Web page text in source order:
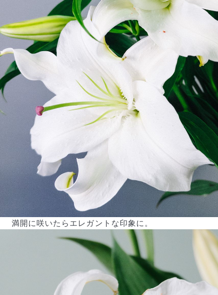
マトのアプリから変更可能です。
Q. 注文後にキャンセルできますか？
ご注文後一定時間内であればキャンセル可能です。
満開に咲いたらエレガントな印象に。